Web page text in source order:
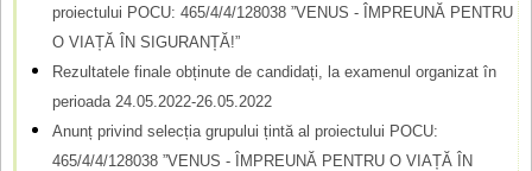
d
proiectului POCU: 465/4/4/128038 ”VENUS - ÎMPREUNĂ PENTRU
O VIAȚĂ ÎN SIGURANȚĂ!”
Rezultatele finale obținute de candidați, la examenul organizat în
perioada 24.05.2022-26.05.2022
Anunț privind selecția grupului țintă al proiectului POCU:
465/4/4/128038 ”VENUS - ÎMPREUNĂ PENTRU O VIAȚĂ ÎN